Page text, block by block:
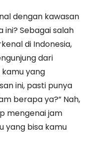
dengan kawasan
ini? Sebagai salah
di Indonesia,
dari
kamu yang
ini, pasti punya
berapa ya?” Nah,
mengenai jam
yang bisa kamu